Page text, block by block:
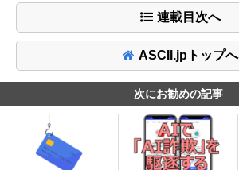
連載目次へ
ASCII.jpトップへ
次にお勧めの記事